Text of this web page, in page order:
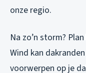
onze regio.
Na zo’n storm?
Wind kan
voorwerpen op je